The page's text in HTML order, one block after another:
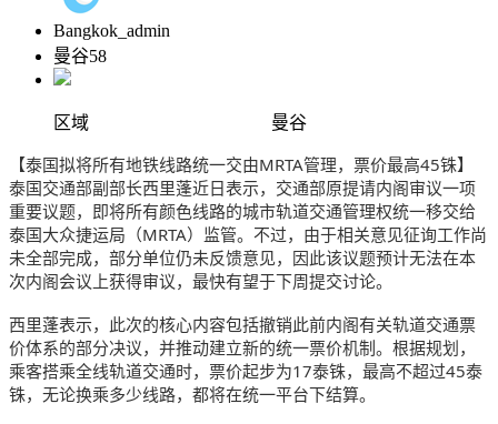
Bangkok_admin
曼谷58
区域 曼谷
【泰国拟将所有地铁线路统一交由MRTA管理，票价最高45铢】
泰国交通部副部长西里蓬近日表示，交通部原提请内阁审议一项
重要议题，即将所有颜色线路的城市轨道交通管理权统一移交给
泰国大众捷运局（MRTA）监管。不过，由于相关意见征询工作尚
未全部完成，部分单位仍未反馈意见，因此该议题预计无法在本
次内阁会议上获得审议，最快有望于下周提交讨论。
西里蓬表示，此次的核心内容包括撤销此前内阁有关轨道交通票
价体系的部分决议，并推动建立新的统一票价机制。根据规划，
乘客搭乘全线轨道交通时，票价起步为17泰铢，最高不超过45泰
铢，无论换乘多少线路，都将在统一平台下结算。